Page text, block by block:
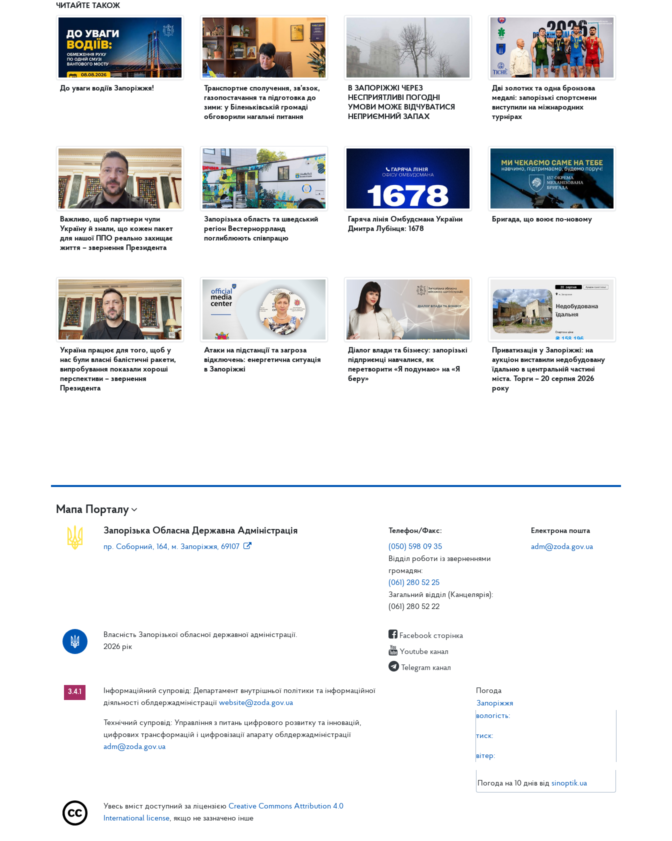
ЧИТАЙТЕ ТАКОЖ
До уваги водіїв Запоріжжя!
Важливо, щоб партнери чули
Україну й знали, що кожен пакет
для нашої ППО реально захищає
життя – звернення Президента
Україна працює для того, щоб у
нас були власні балістичні ракети,
випробування показали хороші
перспективи – звернення
Президента
Транспортне сполучення, зв’язок,
газопостачання та підготовка до
зими: у Біленьківській громаді
обговорили нагальні питання
Запорізька область та шведський
регіон Вестерноррланд
поглиблюють співпрацю
Атаки на підстанції та загроза
відключень: енергетична ситуація
в Запоріжжі
В ЗАПОРІЖЖІ ЧЕРЕЗ
НЕСПРИЯТЛИВІ ПОГОДНІ
УМОВИ МОЖЕ ВІДЧУВАТИСЯ
НЕПРИЄМНИЙ ЗАПАХ
Гаряча лінія Омбудсмана України
Дмитра Лубінця: 1678
Діалог влади та бізнесу: запорізькі
підприємці навчалися, як
перетворити «Я подумаю» на «Я
беру»
Дві золотих та одна бронзова
медалі: запорізькі спортсмени
виступили на міжнародних
турнірах
Бригада, що воює по-новому
Приватизація у Запоріжжі: на
аукціон виставили недобудовану
їдальню в центральній частині
міста. Торги – 20 серпня 2026
року
Мапа Порталу
Запорізька Обласна Державна Адміністрація
пр. Соборний, 164, м. Запоріжжя, 69107
Телефон/Факс:
(050) 598 09 35
Відділ роботи із зверненнями
громадян:
(061) 280 52 25
Загальний відділ (Канцелярія):
(061) 280 52 22
Електрона пошта
adm@zoda.gov.ua
Власність Запорізької обласної державної адміністрації.
2026 рік
Facebook сторінка
Youtube канал
Telegram канал
3.4.1
Інформаційний супровід: Департамент внутрішньої політики та інформаційної
діяльності облдержадміністрації website@zoda.gov.ua
Технічний супровід: Управління з питань цифрового розвитку та інновацій,
цифрових трансформацій і цифровізації апарату облдержадміністрації
adm@zoda.gov.ua
Погода
Запоріжжя
вологість:
тиск:
вітер:
Погода на 10 днів від sinoptik.ua
Увесь вміст доступний за ліцензією Creative Commons Attribution 4.0
International license, якщо не зазначено інше